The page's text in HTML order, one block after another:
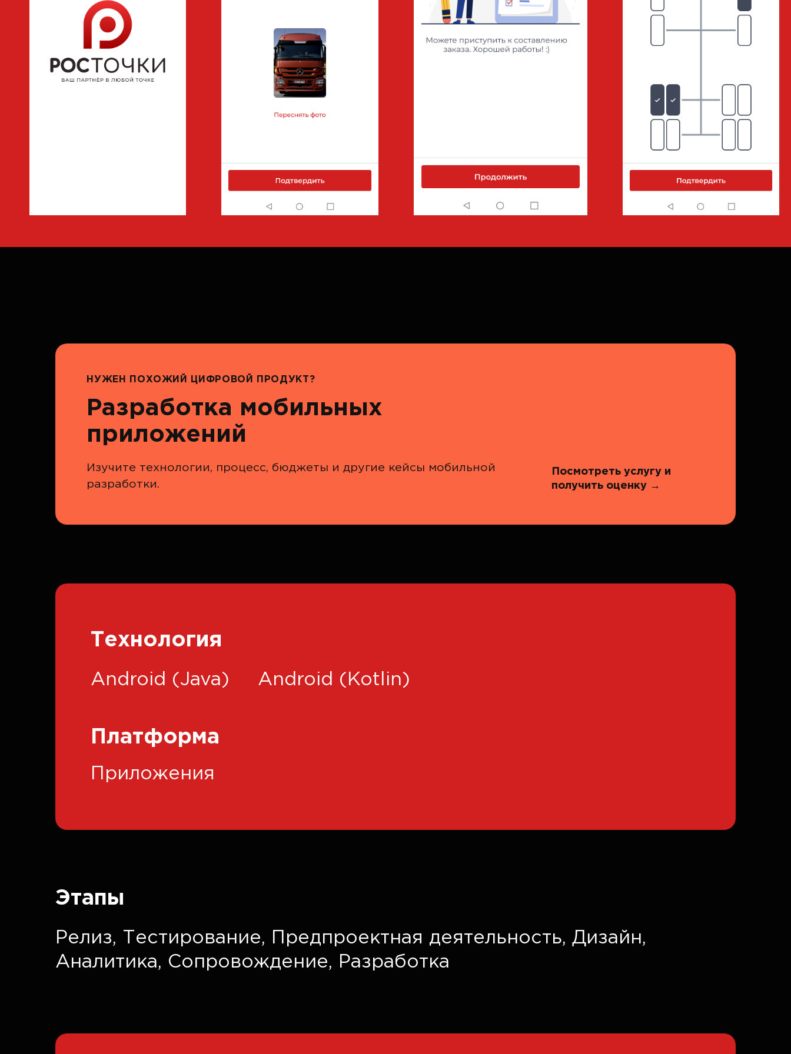
НУЖЕН ПОХОЖИЙ ЦИФРОВОЙ ПРОДУКТ?
Разработка мобильных
приложений
Изучите технологии, процесс, бюджеты и другие кейсы мобильной
разработки.
Посмотреть услугу и
получить оценку →
Технология
Android (Java) Android (Kotlin)
Платформа
Приложения
Этапы
Релиз, Тестирование, Предпроектная деятельность, Дизайн,
Аналитика, Сопровождение, Разработка